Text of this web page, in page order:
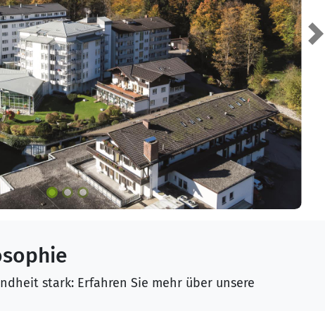
stark: Erfahren Sie mehr über unsere